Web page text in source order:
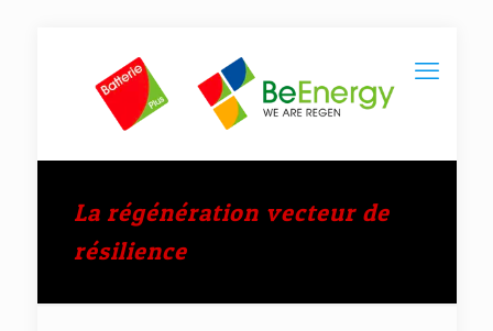
La régénération vecteur de
résilience